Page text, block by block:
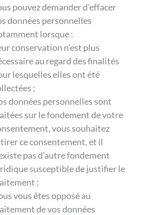
pouvez demander d’effacer
données personnelles
lorsque :
conservation n’est plus
au regard des finalités
lesquelles elles ont été
;
données personnelles sont
sur le fondement de votre
vous souhaitez
ce consentement, et il
pas d’autre fondement
susceptible de justifier le
;
vous êtes opposé au
de vos données